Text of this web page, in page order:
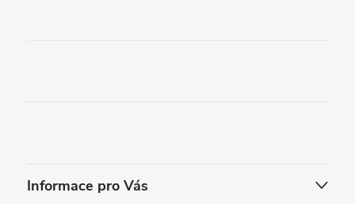
Informace pro Vás